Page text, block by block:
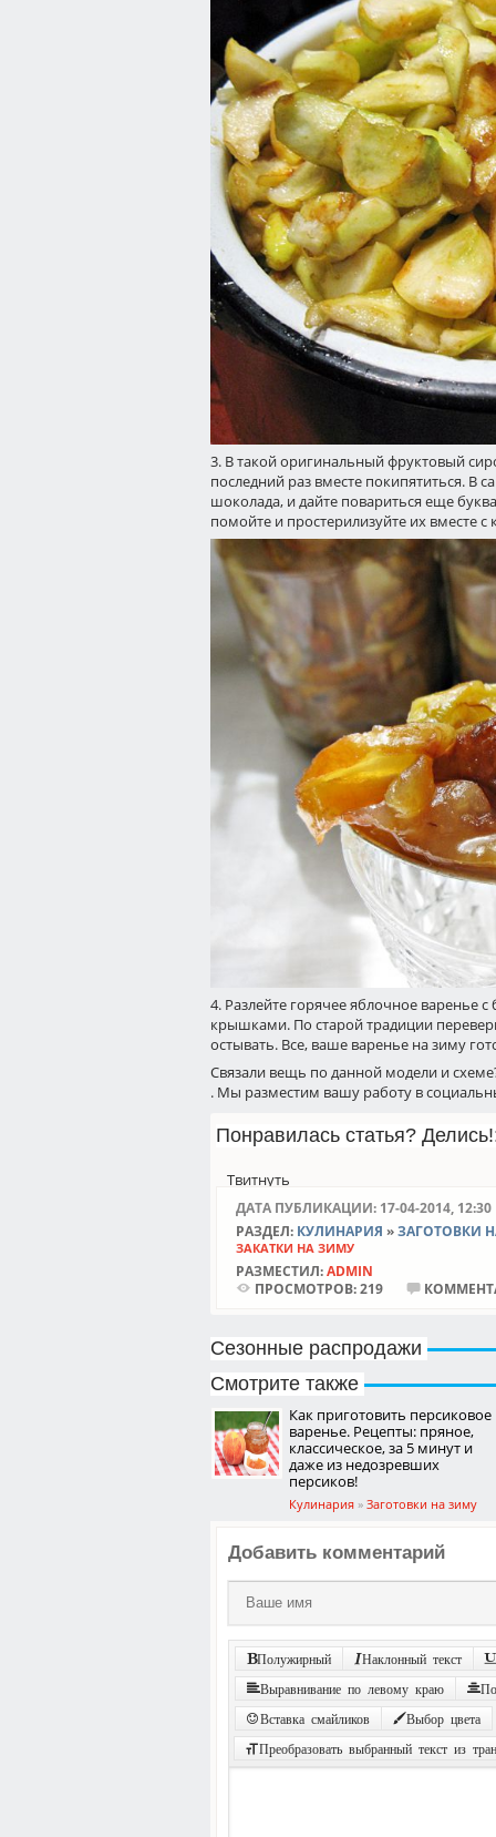
3. В такой оригинальный фруктовый
последний раз вместе покипятиться. В
шоколада, и дайте повариться еще
помойте и простерилизуйте их вместе
4. Разлейте горячее яблочное варенье
крышками. По старой традиции
остывать. Все, ваше варенье на зиму
Связали вещь по данной модели и
. Мы разместим вашу работу в
Понравилась статья?
Твитнуть
ДАТА ПУБЛИКАЦИИ: 17-04-2014, 12:30
РАЗДЕЛ: КУЛИНАРИЯ »ЗАГОТОВКИ
ЗАКАТКИ НА ЗИМУ
РАЗМЕСТИЛ:ADMIN
ПРОСМОТРОВ:219
Сезонные распродажи
Смотрите также
Как приготовить персиковое
варенье. Рецепты: пряное,
классическое, за 5 минут и
даже из недозревших
персиков!
Кулинария »Заготовки на зиму
Добавить комментарий
Полужирный Наклонный текст
Выравнивание по левому краю
Вставка смайликов Выбор цвета
Преобразовать выбранный текст из